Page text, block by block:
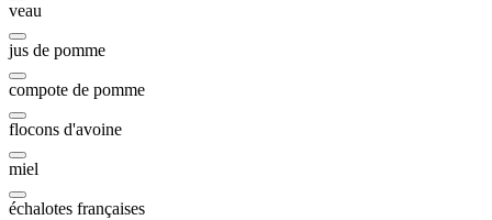
veau
jus de pomme
compote de pomme
flocons d'avoine
miel
échalotes françaises